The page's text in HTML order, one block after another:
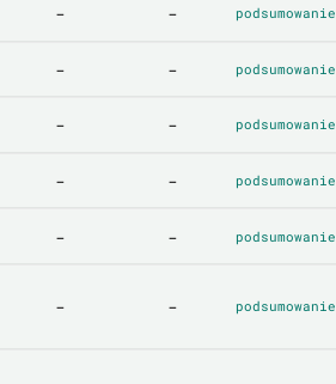
- - podsumowanie
- - podsumowanie
- - podsumowanie
- - podsumowanie
- - podsumowanie
- - podsumowanie